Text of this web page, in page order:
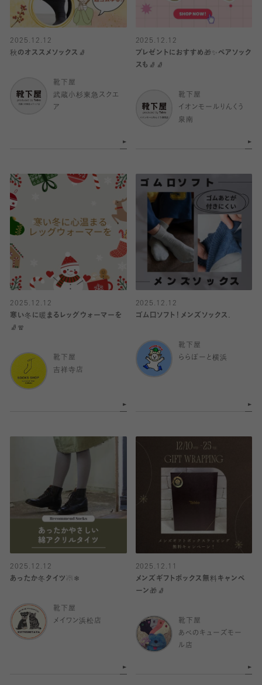
2025.12.12
秋のオススメソックス🧦
靴下屋
武蔵小杉東急スクエ
ア
2025.12.12
プレゼントにおすすめ🎁✨ペアソック
スも🧦🧦
靴下屋
イオンモールりんくう
泉南
2025.12.12
寒い冬に暖まるレッグウォーマーを
🧦🧣
靴下屋
吉祥寺店
2025.12.12
ゴム口ソフト！メンズソックス.
靴下屋
ららぽーと横浜
2025.12.12
あったか冬タイツ☃❄
靴下屋
メイワン浜松店
2025.12.11
メンズギフトボックス無料キャンペ
ーン🎁🧦
靴下屋
あべのキューズモー
ル店